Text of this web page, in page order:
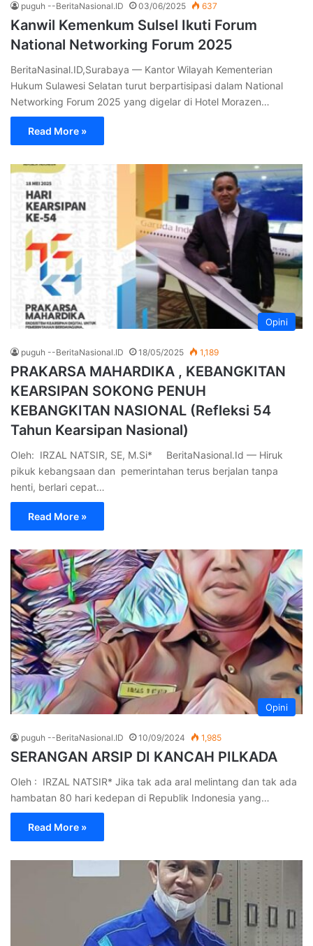
puguh --BeritaNasional.ID 03/06/2025 637
Kanwil Kemenkum Sulsel Ikuti Forum
National Networking Forum 2025
BeritaNasinal.ID,Surabaya — Kantor Wilayah Kementerian
Hukum Sulawesi Selatan turut berpartisipasi dalam National
Networking Forum 2025 yang digelar di Hotel Morazen…
Read More »
Opini
puguh --BeritaNasional.ID 18/05/2025 1,189
PRAKARSA MAHARDIKA , KEBANGKITAN
KEARSIPAN SOKONG PENUH
KEBANGKITAN NASIONAL (Refleksi 54
Tahun Kearsipan Nasional)
Oleh: IRZAL NATSIR, SE, M.Si* BeritaNasional.Id — Hiruk
pikuk kebangsaan dan pemerintahan terus berjalan tanpa
henti, berlari cepat…
Read More »
Opini
puguh --BeritaNasional.ID 10/09/2024 1,985
SERANGAN ARSIP DI KANCAH PILKADA
Oleh : IRZAL NATSIR* Jika tak ada aral melintang dan tak ada
hambatan 80 hari kedepan di Republik Indonesia yang…
Read More »